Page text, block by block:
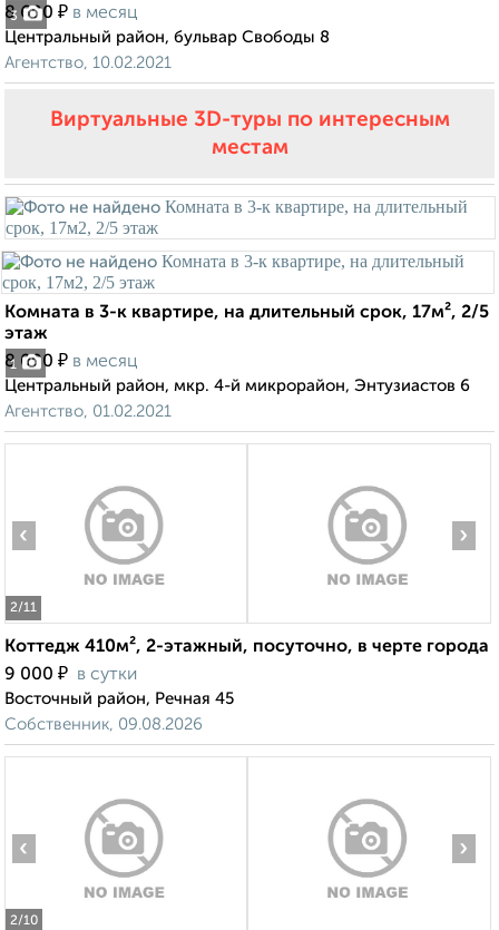
3
8 600 ₽ в месяц
Центральный район, бульвар Свободы 8
Агентство, 10.02.2021
Виртуальные 3D-туры по интересным
местам
1
Комната в 3-к квартире, на длительный срок, 17м², 2/5
этаж
8 000 ₽ в месяц
Центральный район, мкр. 4-й микрорайон, Энтузиастов 6
Агентство, 01.02.2021
2/11
‹ ›
Коттедж 410м², 2-этажный, посуточно, в черте города
9 000 ₽ в сутки
Восточный район, Речная 45
Собственник, 09.08.2026
2/10
‹ ›